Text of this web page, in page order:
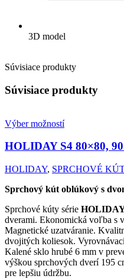
3D model
Súvisiace produkty
Súvisiace produkty
Výber možností
HOLIDAY S4 80×80,
HOLIDAY, SPRCHOVÉ
Sprchový kút oblúkový s
Sprchové kúty série
dverami. Ekonomická voľba s
Magnetické uzatváranie.
dvojitých koliesok.
Kalené sklo hrubé 6 mm v
výškou sprchových dverí 195
pre lepšiu údržbu.